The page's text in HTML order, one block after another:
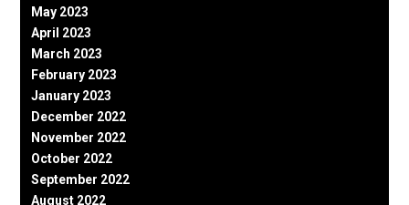
May 2023
April 2023
March 2023
February 2023
January 2023
December 2022
November 2022
October 2022
September 2022
August 2022